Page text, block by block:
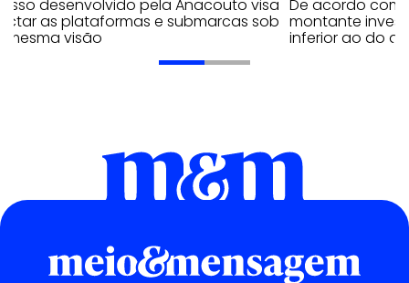
desenvolvido pela Anacouto visa
as plataformas e submarcas sob
mesma visão
De acordo com
montante
inferior ao do